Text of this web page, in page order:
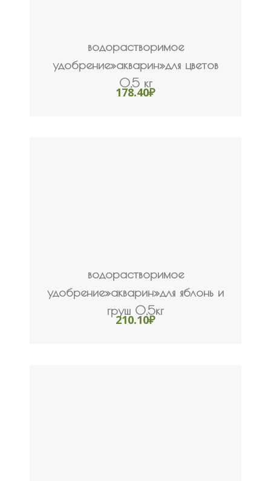
водорастворимое
удобрение»акварин»для цветов
0,5 кг
178.40₽
водорастворимое
удобрение»акварин»для яблонь и
груш 0,5кг
210.10₽